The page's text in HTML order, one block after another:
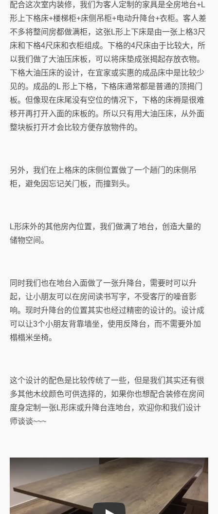
配合这次室内装修，我们为客人定制的家具是全房地台+L
形上下格床+楼梯柜+床侧吊柜+电动升降台+衣柜。客人差
不多将整间房都做满柜，这张L形上下床是由一张上格3尺
床和下格4尺床和衣柜组成。下格的4尺床由于比较大，所
以我们做了大油压床板，可以将床垫成张揭起存放衣物。
下格大油压床的设计，在宜家或实惠的成品床中是比较少
见的。成品的L 形上下格，下格床通常都是普通的顶揭门
板。但像现在床尾没有空位的情况下，下格的床褥是很难
移开再打开入面的床板的。所以只有用大油压床，从外面
整块板打开才会比较方便存放物件的。
另外，我们在上格床的床侧位置做了一个趟门的床侧吊
柜，避免因忘记关门板，而撞到头。
L形床外的其他房內位置，我们做满了地台，创造大量的
储物空间。
同时我们也在地台入面做了一张升降台，需要时可以升
起，让小朋友可以在房间读书写字，不受客厅的噪音影
响。现时升降台的位置其实也经过精密的设计的。设计成
可以让3个小朋友背靠墙坐，使用反降台，而不需要外加
榻榻米坐椅。
这个设计的配色是比较传统了一些，但是我们其实还有很
多其他木纹颜色可供选择的，如果你也想配合装修在房间
度身定制一张L形床或升降台连地台，欢迎你和我们设计
师谈谈~~~